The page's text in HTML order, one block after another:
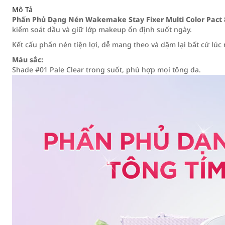
Mô Tả
Phấn Phủ Dạng Nén Wakemake Stay Fixer Multi Color Pact
kiểm soát dầu và giữ lớp makeup ổn định suốt ngày.
Kết cấu phấn nén tiện lợi, dễ mang theo và dặm lại bất cứ lúc
Màu sắc:
Shade #01 Pale Clear trong suốt, phù hợp mọi tông da.